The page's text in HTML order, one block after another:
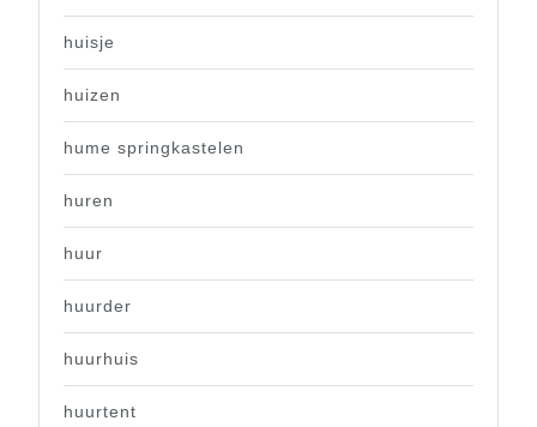
huisje
huizen
hume springkastelen
huren
huur
huurder
huurhuis
huurtent